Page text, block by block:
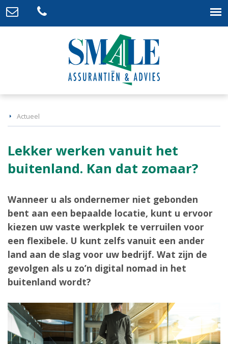
Actueel
Lekker werken vanuit het
buitenland. Kan dat zomaar?
Wanneer u als ondernemer niet gebonden
bent aan een bepaalde locatie, kunt u ervoor
kiezen uw vaste werkplek te verruilen voor
een flexibele. U kunt zelfs vanuit een ander
land aan de slag voor uw bedrijf. Wat zijn de
gevolgen als u zo’n digital nomad in het
buitenland wordt?